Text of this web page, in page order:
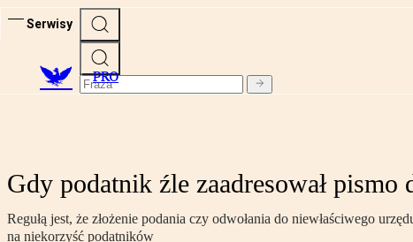
Serwisy
PRO
Gdy podatnik źle zaadresował pismo
Regułą jest, że złożenie podania czy odwołania do niewłaściwego
na niekorzyść podatników